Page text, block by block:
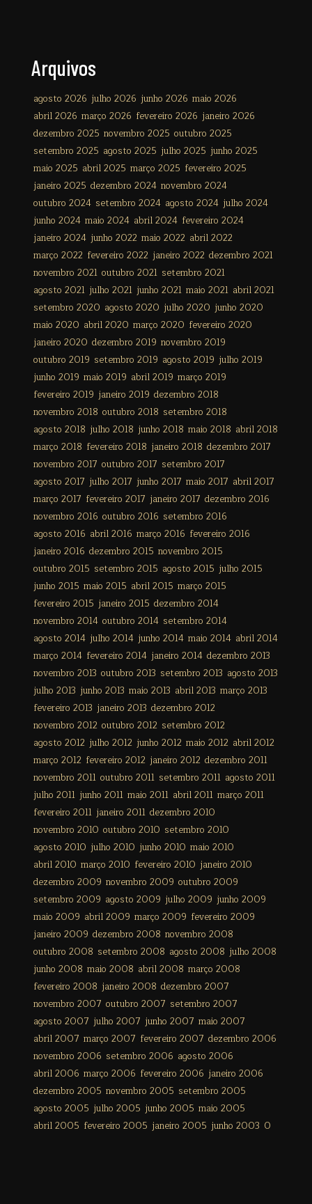
Arquivos
agosto 2026 julho 2026 junho 2026 maio 2026
abril 2026 março 2026 fevereiro 2026 janeiro 2026
dezembro 2025 novembro 2025 outubro 2025
setembro 2025 agosto 2025 julho 2025 junho 2025
maio 2025 abril 2025 março 2025 fevereiro 2025
janeiro 2025 dezembro 2024 novembro 2024
outubro 2024 setembro 2024 agosto 2024 julho 2024
junho 2024 maio 2024 abril 2024 fevereiro 2024
janeiro 2024 junho 2022 maio 2022 abril 2022
março 2022 fevereiro 2022 janeiro 2022 dezembro 2021
novembro 2021 outubro 2021 setembro 2021
agosto 2021 julho 2021 junho 2021 maio 2021 abril 2021
setembro 2020 agosto 2020 julho 2020 junho 2020
maio 2020 abril 2020 março 2020 fevereiro 2020
janeiro 2020 dezembro 2019 novembro 2019
outubro 2019 setembro 2019 agosto 2019 julho 2019
junho 2019 maio 2019 abril 2019 março 2019
fevereiro 2019 janeiro 2019 dezembro 2018
novembro 2018 outubro 2018 setembro 2018
agosto 2018 julho 2018 junho 2018 maio 2018 abril 2018
março 2018 fevereiro 2018 janeiro 2018 dezembro 2017
novembro 2017 outubro 2017 setembro 2017
agosto 2017 julho 2017 junho 2017 maio 2017 abril 2017
março 2017 fevereiro 2017 janeiro 2017 dezembro 2016
novembro 2016 outubro 2016 setembro 2016
agosto 2016 abril 2016 março 2016 fevereiro 2016
janeiro 2016 dezembro 2015 novembro 2015
outubro 2015 setembro 2015 agosto 2015 julho 2015
junho 2015 maio 2015 abril 2015 março 2015
fevereiro 2015 janeiro 2015 dezembro 2014
novembro 2014 outubro 2014 setembro 2014
agosto 2014 julho 2014 junho 2014 maio 2014 abril 2014
março 2014 fevereiro 2014 janeiro 2014 dezembro 2013
novembro 2013 outubro 2013 setembro 2013 agosto 2013
julho 2013 junho 2013 maio 2013 abril 2013 março 2013
fevereiro 2013 janeiro 2013 dezembro 2012
novembro 2012 outubro 2012 setembro 2012
agosto 2012 julho 2012 junho 2012 maio 2012 abril 2012
março 2012 fevereiro 2012 janeiro 2012 dezembro 2011
novembro 2011 outubro 2011 setembro 2011 agosto 2011
julho 2011 junho 2011 maio 2011 abril 2011 março 2011
fevereiro 2011 janeiro 2011 dezembro 2010
novembro 2010 outubro 2010 setembro 2010
agosto 2010 julho 2010 junho 2010 maio 2010
abril 2010 março 2010 fevereiro 2010 janeiro 2010
dezembro 2009 novembro 2009 outubro 2009
setembro 2009 agosto 2009 julho 2009 junho 2009
maio 2009 abril 2009 março 2009 fevereiro 2009
janeiro 2009 dezembro 2008 novembro 2008
outubro 2008 setembro 2008 agosto 2008 julho 2008
junho 2008 maio 2008 abril 2008 março 2008
fevereiro 2008 janeiro 2008 dezembro 2007
novembro 2007 outubro 2007 setembro 2007
agosto 2007 julho 2007 junho 2007 maio 2007
abril 2007 março 2007 fevereiro 2007 dezembro 2006
novembro 2006 setembro 2006 agosto 2006
abril 2006 março 2006 fevereiro 2006 janeiro 2006
dezembro 2005 novembro 2005 setembro 2005
agosto 2005 julho 2005 junho 2005 maio 2005
abril 2005 fevereiro 2005 janeiro 2005 junho 2003 0